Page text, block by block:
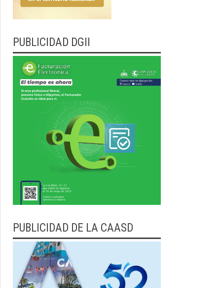
PUBLICIDAD DGII
PUBLICIDAD DE LA CAASD